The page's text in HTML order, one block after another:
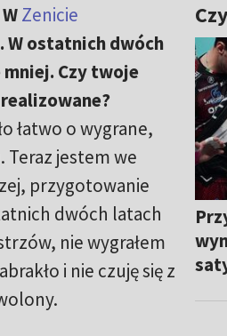
Zenicie
W ostatnich dwóch
Czy twoje
łatwo o wygrane,
Teraz jestem we
przygotowanie
dwóch latach
nie wygrałem
i nie czuję się z